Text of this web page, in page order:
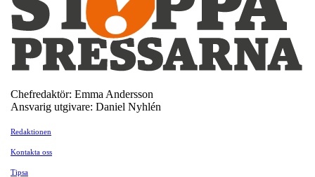
Chefredaktör: Emma Andersson
Ansvarig utgivare: Daniel Nyhlén
Redaktionen
Kontakta oss
Tipsa